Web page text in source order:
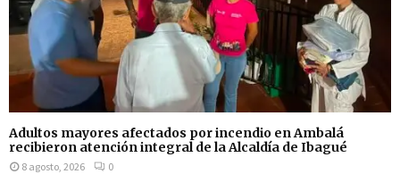
Adultos mayores afectados por incendio en Ambalá
recibieron atención integral de la Alcaldía de Ibagué
8 agosto, 2026 0